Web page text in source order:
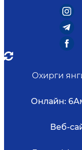
Охирги
Онлайн: 6
Веб-